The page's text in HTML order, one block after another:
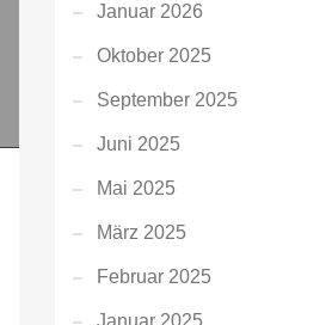
Januar 2026
Oktober 2025
September 2025
Juni 2025
Mai 2025
März 2025
Februar 2025
Januar 2025